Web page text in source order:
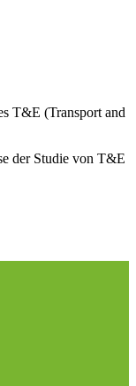
T&E (Transport and
der Studie von T&E